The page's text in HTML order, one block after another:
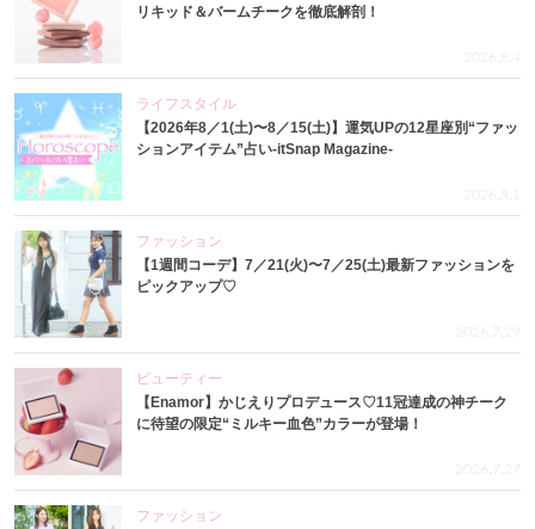
リキッド＆バームチークを徹底解剖！
2026.8.4
ライフスタイル
【2026年8／1(土)〜8／15(土)】運気UPの12星座別“ファッ
ションアイテム”占い-itSnap Magazine-
2026.8.1
ファッション
【1週間コーデ】7／21(火)〜7／25(土)最新ファッションを
ピックアップ♡
2026.7.29
ビューティー
【Enamor】かじえりプロデュース♡11冠達成の神チーク
に待望の限定“ミルキー血色”カラーが登場！
2026.7.27
ファッション